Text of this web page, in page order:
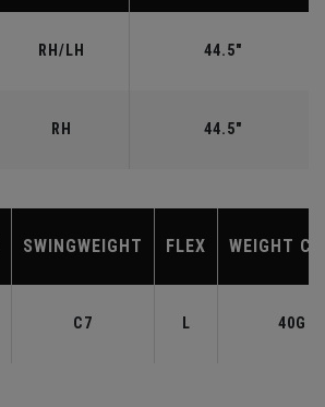
RH/LH 44.5"
RH 44.5"
SWINGWEIGHT FLEX WEIGHT
C7 L 40G